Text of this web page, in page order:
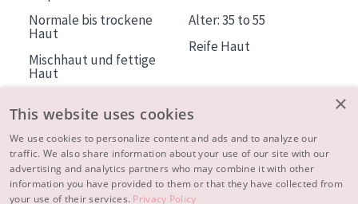
Normale bis trockene
Haut
Mischhaut und fettige
Haut
Haut
Alter: 35 to 55
Reife Haut
ÜBER DIADERMINE
Mehr über uns
×
This website uses cookies
We use cookies to personalize content and ads and to analyze our
traffic. We also share information about your use of our site with our
advertising and analytics partners who may combine it with other
information you have provided to them or that they have collected from
your use of their services. Privacy Policy